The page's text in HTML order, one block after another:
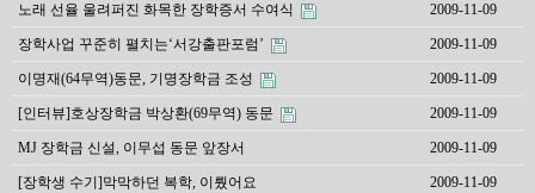
노래 선율 울려퍼진 화목한 장학증서 수여식 2009-11-09
장학사업 꾸준히 펼치는‘서강출판포럼’ 2009-11-09
이명재(64무역)동문, 기명장학금 조성 2009-11-09
[인터뷰]호상장학금 박상환(69무역) 동문 2009-11-09
MJ 장학금 신설, 이무섭 동문 앞장서 2009-11-09
[장학생 수기]막막하던 복학, 이뤘어요 2009-11-09